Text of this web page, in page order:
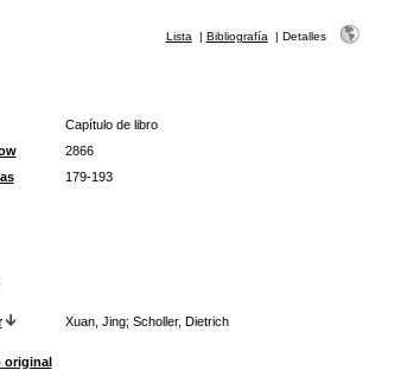
Lista | Bibliografía | Detalles
Capítulo de libro
2866
179-193
Xuan, Jing; Scholler, Dietrich
original